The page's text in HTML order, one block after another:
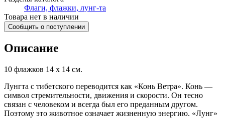
Флаги, флажки, лунг-та
Товара нет в наличии
Сообщить о поступлении
Описание
10 флажков 14 х 14 см.
Лунгта с тибетского переводится как «Конь Ветра». Конь —
символ стремительности, движения и скорости. Он тесно
связан с человеком и всегда был его преданным другом.
Поэтому это животное означает жизненную энергию. «Лунг»